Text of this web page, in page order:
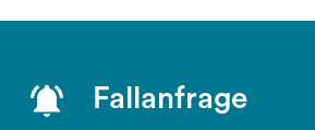
Fallanfrage